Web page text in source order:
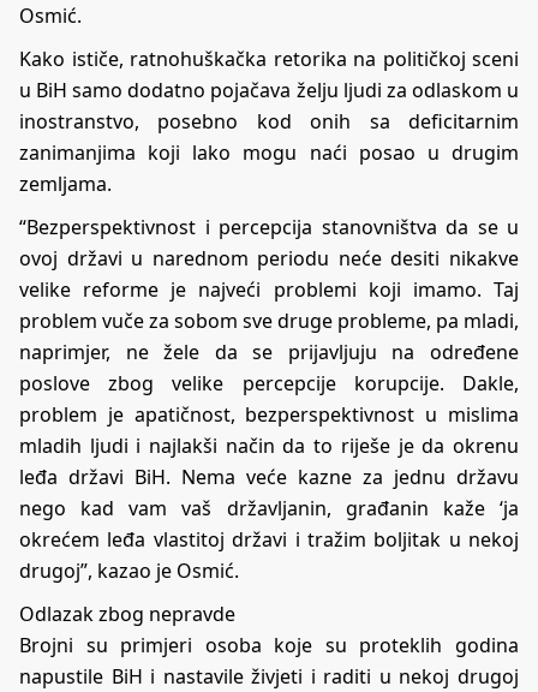
Osmić.
Kako ističe, ratnohuškačka retorika na političkoj sceni
u BiH samo dodatno pojačava želju ljudi za odlaskom u
inostranstvo, posebno kod onih sa deficitarnim
zanimanjima koji lako mogu naći posao u drugim
zemljama.
“Bezperspektivnost i percepcija stanovništva da se u
ovoj državi u narednom periodu neće desiti nikakve
velike reforme je najveći problemi koji imamo. Taj
problem vuče za sobom sve druge probleme, pa mladi,
naprimjer, ne žele da se prijavljuju na određene
poslove zbog velike percepcije korupcije. Dakle,
problem je apatičnost, bezperspektivnost u mislima
mladih ljudi i najlakši način da to riješe je da okrenu
leđa državi BiH. Nema veće kazne za jednu državu
nego kad vam vaš državljanin, građanin kaže ‘ja
okrećem leđa vlastitoj državi i tražim boljitak u nekoj
drugoj”, kazao je Osmić.
Odlazak zbog nepravde
Brojni su primjeri osoba koje su proteklih godina
napustile BiH i nastavile živjeti i raditi u nekoj drugoj